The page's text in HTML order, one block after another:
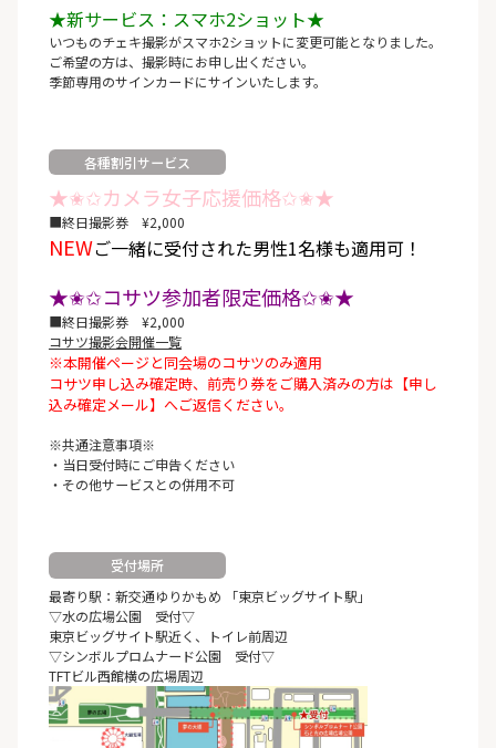
★新サービス：スマホ2ショット★
いつものチェキ撮影がスマホ2ショットに変更可能となりました。
ご希望の方は、撮影時にお申し出ください。
季節専用のサインカードにサインいたします。
各種割引サービス
★✬✩カメラ女子応援価格✩✬★
■終日撮影券 ¥2,000
NEWご一緒に受付された男性1名様も適用可！
★✬✩コサツ参加者限定価格✩✬★
■終日撮影券 ¥2,000
コサツ撮影会開催一覧
※本開催ページと同会場のコサツのみ適用
コサツ申し込み確定時、前売り券をご購入済みの方は【申し
込み確定メール】へご返信ください。
※共通注意事項※
・当日受付時にご申告ください
・その他サービスとの併用不可
受付場所
最寄り駅：新交通ゆりかもめ 「東京ビッグサイト駅」
▽水の広場公園 受付▽
東京ビッグサイト駅近く、トイレ前周辺
▽シンボルプロムナード公園 受付▽
TFTビル西館横の広場周辺